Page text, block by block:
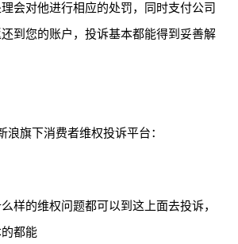
会对他进行相应的处罚，同时支付公司
到您的账户，投诉基本都能得到妥善解
浪旗下消费者维权投诉平台：
样的维权问题都可以到这上面去投诉，
都能